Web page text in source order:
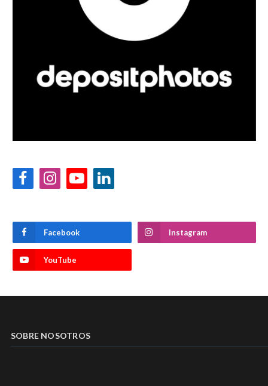
FacebookInstagramYouTubeLinkedIn
Facebook Instagram
YouTube
SOBRE NOSOTROS